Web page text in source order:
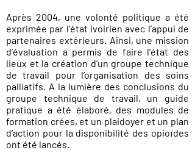
Après 2004, une volonté politique a été
exprimée par l’état ivoirien avec l’appui de
partenaires extérieurs. Ainsi, une mission
d’évaluation a permis de faire l’état des
lieux et la création d’un groupe technique
de travail pour l’organisation des soins
palliatifs. A la lumière des conclusions du
groupe technique de travail, un guide
pratique a été élaboré, des modules de
formation crées, et un plaidoyer et un plan
d’action pour la disponibilité des opioïdes
ont été lancés.